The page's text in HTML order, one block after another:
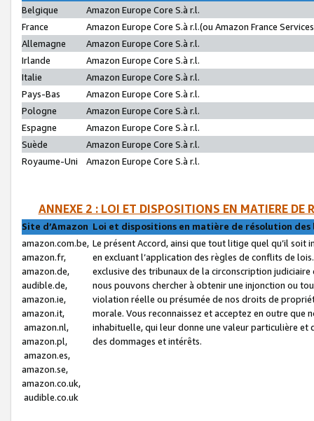
Belgique
Amazon Europe Core S.à r.l.
France
Amazon Europe Core S.à r.l.(ou Amazon France
Allemagne
Amazon Europe Core S.à r.l.
Irlande
Amazon Europe Core S.à r.l.
Italie
Amazon Europe Core S.à r.l.
Pays-Bas
Amazon Europe Core S.à r.l.
Pologne
Amazon Europe Core S.à r.l.
Espagne
Amazon Europe Core S.à r.l.
Suède
Amazon Europe Core S.à r.l.
Royaume-Uni
Amazon Europe Core S.à r.l.
ANNEXE 2 : LOI ET DISPOSITIONS EN MATIERE DE
Site d’Amazon Loi et dispositions en matière de résolution
amazon.com.be,
amazon.fr,
amazon.de,
audible.de,
amazon.ie,
amazon.it,
amazon.nl,
amazon.pl,
amazon.es,
amazon.se,
amazon.co.uk,
audible.co.uk
Le présent Accord, ainsi que tout litige quel qu’il soit
en excluant l’application des règles de conflits de
exclusive des tribunaux de la circonscription
nous pouvons chercher à obtenir une injonction ou
violation réelle ou présumée de nos droits de
morale. Vous reconnaissez et acceptez en outre que
inhabituelle, qui leur donne une valeur particulière
des dommages et intérêts.